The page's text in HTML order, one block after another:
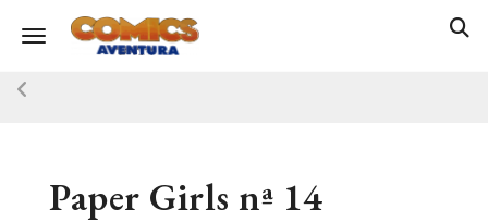
Toggle navigation
Paper Girls nª 14